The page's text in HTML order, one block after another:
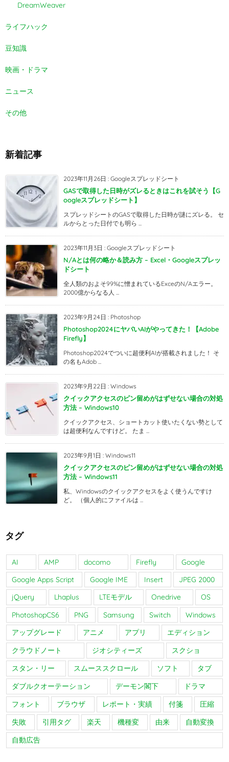
DreamWeaver
ライフハック
豆知識
映画・ドラマ
ニュース
その他
新着記事
2023年11月26日 : Googleスプレッドシート
GASで取得した日時がズレるときはこれを試そう【G
oogleスプレッドシート】
スプレッドシートのGASで取得した日時が謎にズレる。 セ
ルからとった日付でも明ら ...
2023年11月3日 : Googleスプレッドシート
N/Aとは何の略か＆読み方 – Excel・Googleスプレッ
ドシート
全人類のおよそ99%に憎まれているExceのN/Aエラー。
2000億からなる人 ...
2023年9月24日 : Photoshop
Photoshop2024にヤバいAIがやってきた！【Adobe
Firefly】
Photoshop2024でついに超便利AIが搭載されました！ そ
の名もAdob ...
2023年9月22日 : Windows
クイックアクセスのピン留めがはずせない場合の対処
方法 – Windows10
クイックアクセス、ショートカット使いたくない勢として
は超便利なんですけど。 たま ...
2023年9月1日 : Windows11
クイックアクセスのピン留めがはずせない場合の対処
方法 – Windows11
私、Windowsのクイックアクセスをよく使うんですけ
ど。 （個人的にファイルは ...
タグ
AI AMP docomo Firefly
Google
Google Apps Script
Google IME Insert
JPEG 2000
jQuery
Lhaplus LTEモデル Onedrive
OS
PhotoshopCS6
PNG Samsung Switch
Windows
アップグレード
アニメ アプリ
エディション
クラウドノート
ジオシティーズ
スクショ
スタン・リー
スムーススクロール ソフト
タブ
ダブルクオーテーション
デーモン閣下
ドラマ
フォント
ブラウザ レポート・実績 付箋
圧縮
失敗
引用タグ 楽天 機種変 由来
自動変換
自動広告